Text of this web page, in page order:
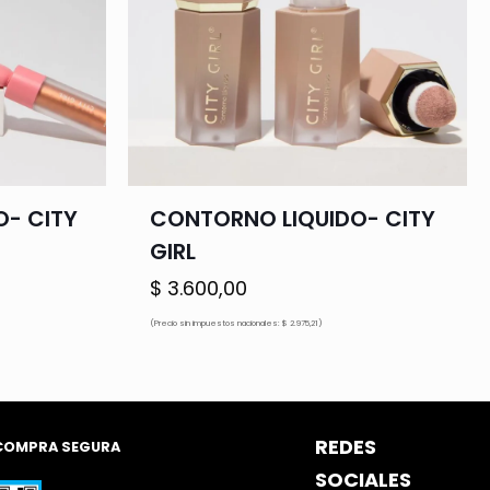
CITY
CONTORNO LIQUIDO- CITY
GIRL
$ 3.600,00
(Precio sin impuestos nacionales: $ 2.975,21)
SEGURA
REDES
SOCIALES